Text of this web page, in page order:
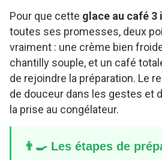
Pour que cette glace au café
toutes ses promesses, deux
vraiment : une crème bien
chantilly souple, et un café
de rejoindre la préparation. Le
de douceur dans les gestes et
la prise au congélateur.
👨‍🍳 Les étapes de